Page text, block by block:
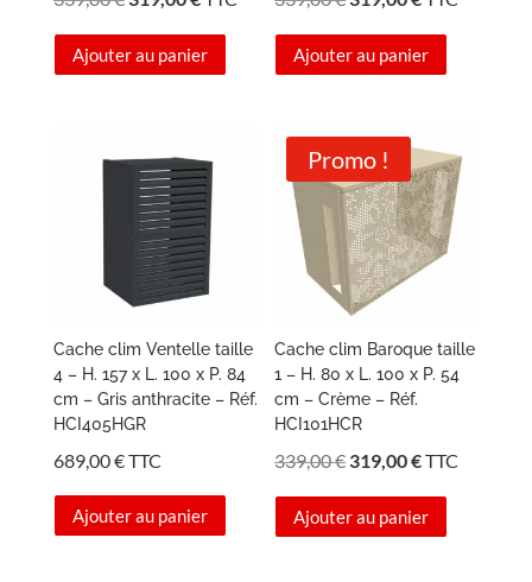
initial
actuel
Ajouter au panier
initial
actuel
Ajouter au panier
Cache clim Ventelle taille
4 – H. 157 x L. 100 x P. 84
cm – Gris anthracite – Réf.
HCI405HGR
689,00€TTC
Ajouter au panier
Promo !
Cache clim Baroque taille
1 – H. 80 x L. 100 x P. 54
cm – Crème – Réf.
HCI101HCR
339,00€ Le
initial
319,00€Le
actuel
TTC
Ajouter au panier